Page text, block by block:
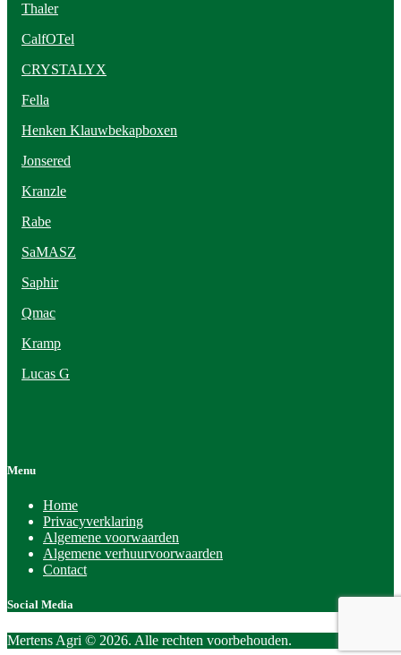
Thaler
CalfOTel
CRYSTALYX
Fella
Henken Klauwbekapboxen
Jonsered
Kranzle
Rabe
SaMASZ
Saphir
Qmac
Kramp
Lucas G
Menu
Home
Privacyverklaring
Algemene voorwaarden
Algemene verhuurvoorwaarden
Contact
Social Media
Mertens Agri © 2026. Alle rechten voorbehouden.